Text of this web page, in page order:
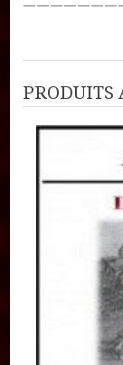
PRODUITS